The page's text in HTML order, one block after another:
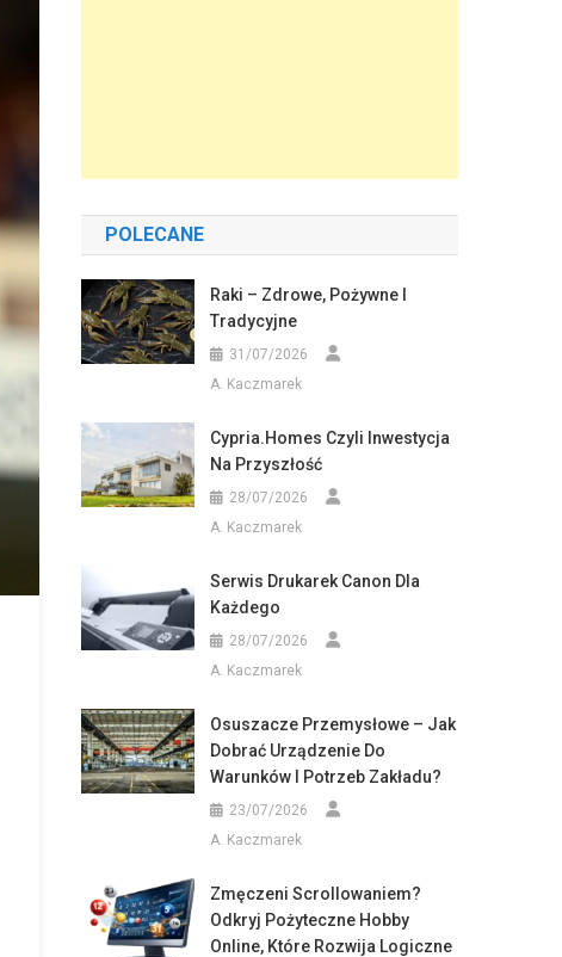
POLECANE
Raki – Zdrowe, Pożywne I
Tradycyjne
31/07/2026
A. Kaczmarek
Cypria.homes Czyli Inwestycja
Na Przyszłość
28/07/2026
A. Kaczmarek
Serwis Drukarek Canon Dla
Każdego
28/07/2026
A. Kaczmarek
Osuszacze Przemysłowe – Jak
Dobrać Urządzenie Do
Warunków I Potrzeb Zakładu?
23/07/2026
A. Kaczmarek
Zmęczeni Scrollowaniem?
Odkryj Pożyteczne Hobby
Online, Które Rozwija Logiczne